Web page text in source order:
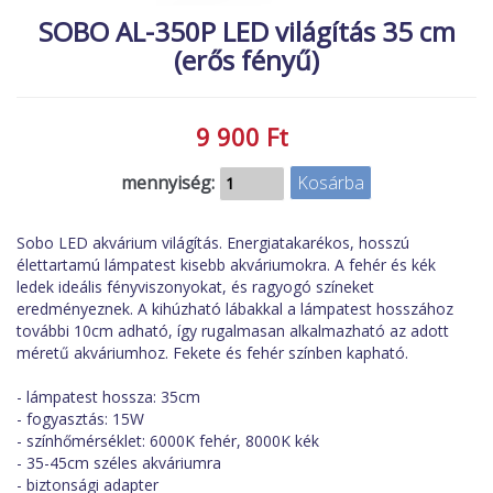
új élőlények
MACSKA
NÖVÉNYEK
EXTRA AKCIÓK
SOBO AL-350P LED világítás 35 cm
(erős fényű)
9 900 Ft
mennyiség:
Sobo LED akvárium világítás. Energiatakarékos, hosszú
élettartamú lámpatest kisebb akváriumokra. A fehér és kék
ledek ideális fényviszonyokat, és ragyogó színeket
eredményeznek. A kihúzható lábakkal a lámpatest hosszához
további 10cm adható, így rugalmasan alkalmazható az adott
méretű akváriumhoz. Fekete és fehér színben kapható.
- lámpatest hossza: 35cm
- fogyasztás: 15W
- színhőmérséklet: 6000K fehér, 8000K kék
- 35-45cm széles akváriumra
- biztonsági adapter